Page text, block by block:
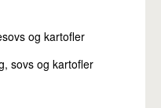
og kartofler
sovs og kartofler